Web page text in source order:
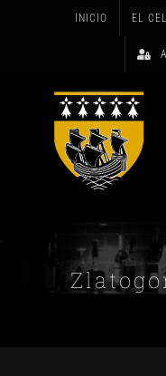
INICIO EL